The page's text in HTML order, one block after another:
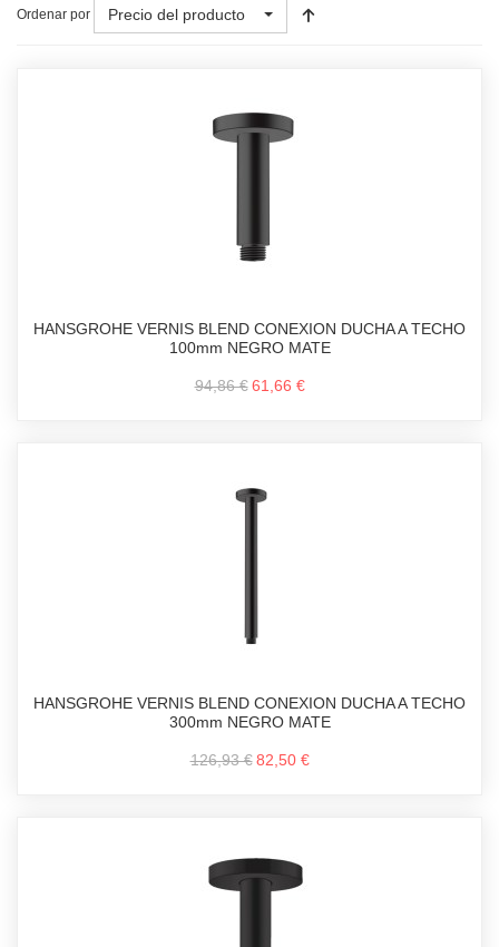
Ordenar por Precio del producto
HANSGROHE VERNIS BLEND CONEXION DUCHA A TECHO
100mm NEGRO MATE
94,86 € 61,66 €
HANSGROHE VERNIS BLEND CONEXION DUCHA A TECHO
300mm NEGRO MATE
126,93 € 82,50 €